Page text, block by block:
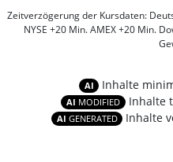
Zeitverzögerung der Kursdaten:
NYSE +20 Min. AMEX +20 Min.
AI Inhalte
AI MODIFIED Inhalte
AI GENERATED Inhalte